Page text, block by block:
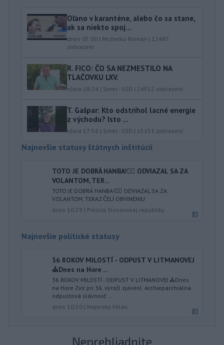
Oľano v karanténe, alebo čo sa stane,
ak sa niekto spoj...
dnes 05:00 | Michelko Roman | 12487
zobrazení
R. FICO: ČO SA NEZMESTILO NA
TLAČOVKU LXV.
včera 18:24 | Smer - SSD | 24552 zobrazení
T. Gašpar: Kto odstrihol lacné energie
z východu? Isto ...
včera 17:56 | Smer - SSD | 15153 zobrazení
Najnovšie statusy štátnych inštitúcií
TOTO JE DOBRÁ HANBA!🤦‍♂️ ODVIAZAL SA ZA
VOLANTOM, TER...
TOTO JE DOBRÁ HANBA!🤦‍♂️ ODVIAZAL SA ZA
VOLANTOM, TERAZ ČELÍ OBVINENIU
dnes 10:29 | Polícia Slovenskej republiky
Najnovšie politické statusy
36 ROKOV MILOSTÍ - ODPUST V LITMANOVEJ
⛪️Dnes na Hore ...
36 ROKOV MILOSTÍ - ODPUST V LITMANOVEJ ⛪️Dnes
na Hore Zvir pri 36. výročí zjavení. Archieparchiálna
odpustová slávnosť ...
dnes 10:50 | Majerský Milan
Neprehliadnite